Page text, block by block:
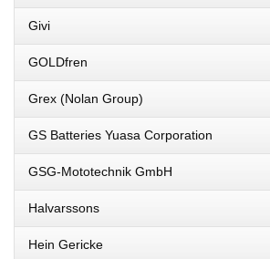
Givi
GOLDfren
Grex (Nolan Group)
GS Batteries Yuasa Corporation
GSG-Mototechnik GmbH
Halvarssons
Hein Gericke